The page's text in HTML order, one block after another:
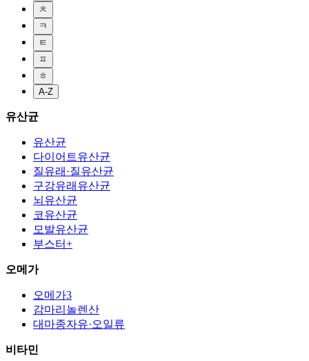
ㅊ
ㅋ
ㅌ
ㅍ
ㅎ
A-Z
유산균
유산균
다이어트유산균
질유래·질유산균
구강유래유산균
뇌유산균
코유산균
모발유산균
부스터+
오메가
오메가3
감마리놀렌산
대마종자유·오일류
비타민